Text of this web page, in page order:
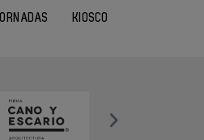
KIOSCO